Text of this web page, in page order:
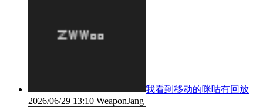
我看到移动的咪咕有回放
2026/06/29 13:10 WeaponJang